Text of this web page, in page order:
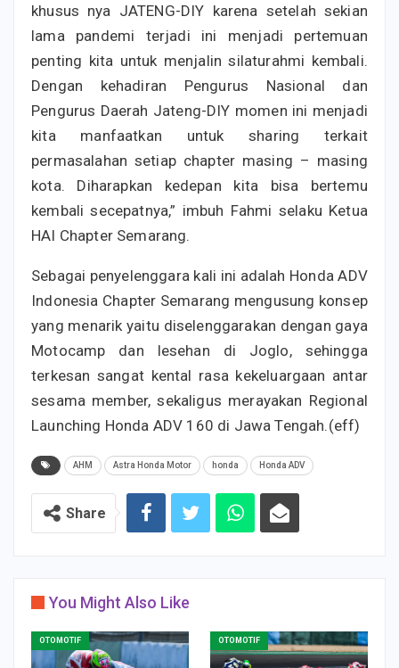
khusus nya JATENG-DIY karena setelah sekian
lama pandemi terjadi ini menjadi pertemuan
penting kita untuk menjalin silaturahmi kembali.
Dengan kehadiran Pengurus Nasional dan
Pengurus Daerah Jateng-DIY momen ini menjadi
kita manfaatkan untuk sharing terkait
permasalahan setiap chapter masing – masing
kota. Diharapkan kedepan kita bisa bertemu
kembali secepatnya,” imbuh Fahmi selaku Ketua
HAI Chapter Semarang.
Sebagai penyelenggara kali ini adalah Honda ADV
Indonesia Chapter Semarang mengusung konsep
yang menarik yaitu diselenggarakan dengan gaya
Motocamp dan lesehan di Joglo, sehingga
terkesan sangat kental rasa kekeluargaan antar
sesama member, sekaligus merayakan Regional
Launching Honda ADV 160 di Jawa Tengah.(eff)
AHM Astra Honda Motor honda Honda ADV
Share
You Might Also Like
OTOMOTIF OTOMOTIF